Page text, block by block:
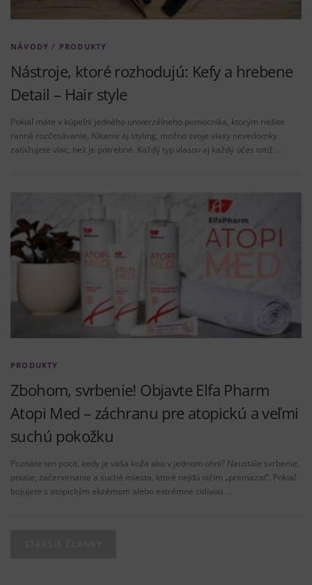
NÁVODY / PRODUKTY
Nástroje, ktoré rozhodujú: Kefy a hrebene
Detail – Hair style
Pokiaľ máte v kúpeľni jedného univerzálneho pomocníka, ktorým riešite
ranné rozčesávanie, fúkanie aj styling, možno svoje vlasy nevedomky
zaťažujete viac, než je potrebné. Každý typ vlasov aj každý účes totiž …
PRODUKTY
Zbohom, svrbenie! Objavte Elfa Pharm
Atopi Med – záchranu pre atopickú a veľmi
suchú pokožku
Poznáte ten pocit, kedy je vaša koža ako v jednom ohni? Neustále svrbenie,
pnutie, začervenanie a suché miesta, ktoré nejdú ničím „premazať“. Pokiaľ
bojujete s atopickým ekzémom alebo extrémne citlivou …